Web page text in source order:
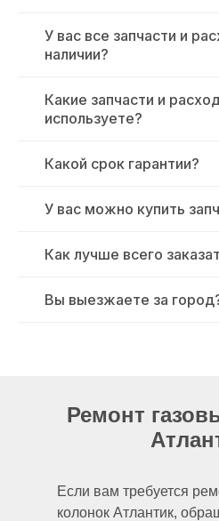
У вас все запчасти и
наличии?
Какие запчасти и
используете?
Какой срок гарантии?
У вас можно купить
Как лучше всего
Вы выезжаете за
Если вам требуется
колонок Атлантик,
Ремонт